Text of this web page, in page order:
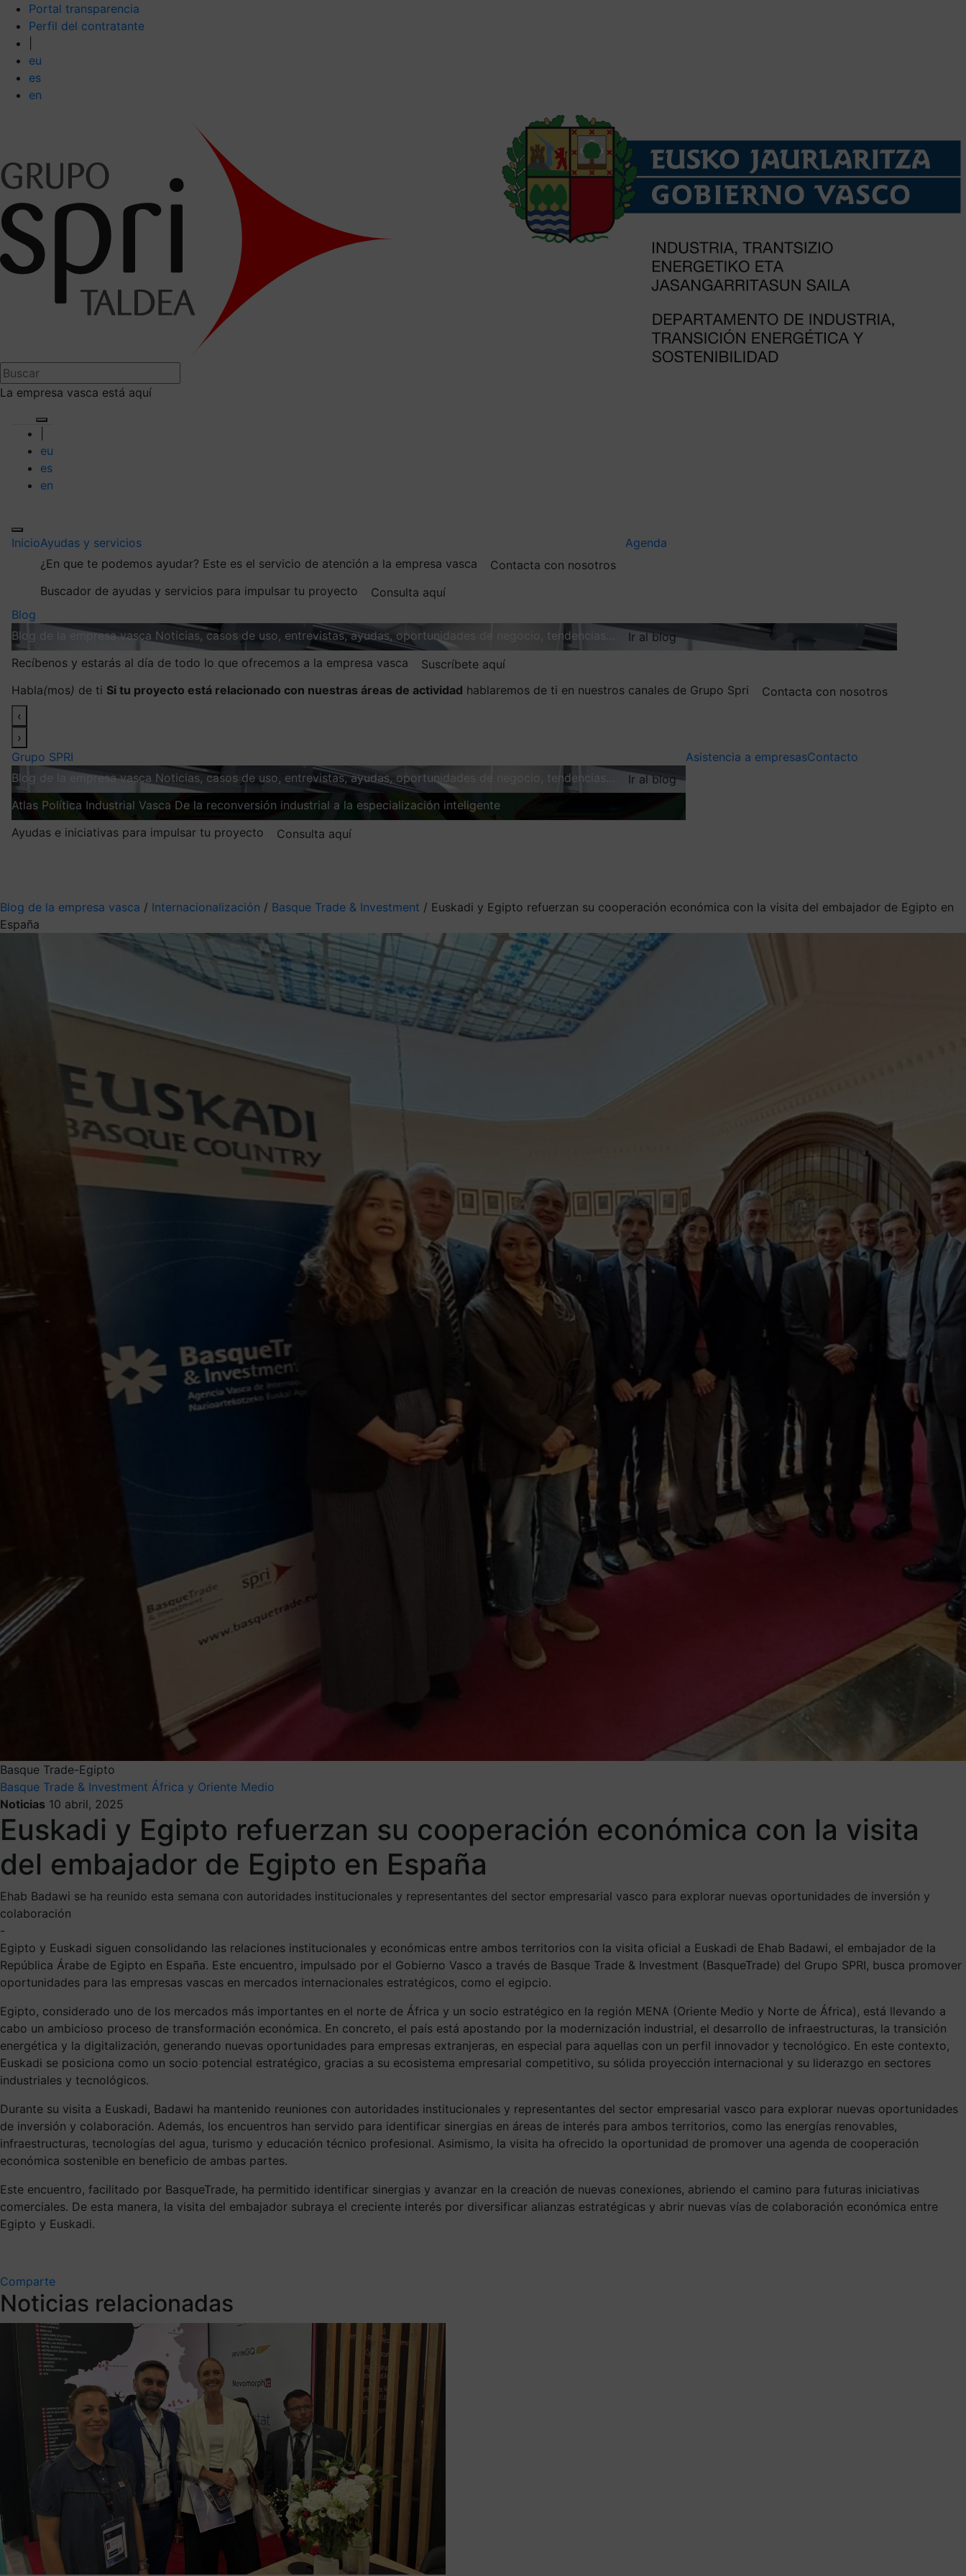
Portal transparencia
Perfil del contratante
eu
es
en
La empresa vasca está aquí
eu
es
en
InicioAyudas y servicios
¿En que te podemos ayudar? Este es el servicio de atención a la empresa vasca
Contacta con nosotros
Buscador de ayudas y servicios para impulsar tu proyecto
Consulta aquí
Agenda
Blog
Blog de la empresa vasca Noticias, casos de uso, entrevistas, ayudas, oportunidades de negocio, tendencias…
Ir al blog
Recíbenos y estarás al día de todo lo que ofrecemos a la empresa vasca
Suscríbete aquí
Habla(mos) de ti Si tu proyecto está relacionado con nuestras áreas de actividad hablaremos de ti en nuestros canales de Grupo Spri
Contacta con nosotros
‹
›
Grupo SPRI
Blog de la empresa vasca Noticias, casos de uso, entrevistas, ayudas, oportunidades de negocio, tendencias…
Ir al blog
Atlas Política Industrial Vasca De la reconversión industrial a la especialización inteligente
Ayudas e iniciativas para impulsar tu proyecto
Consulta aquí
Asistencia a empresasContacto
Blog de la empresa vasca / Internacionalización / Basque Trade & Investment / Euskadi y Egipto refuerzan su cooperación económica con la visita del embajador de Egipto en
España
Basque Trade-Egipto
Basque Trade & Investment África y Oriente Medio
Noticias 10 abril, 2025
Euskadi y Egipto refuerzan su cooperación económica con la visita
del embajador de Egipto en España
Ehab Badawi se ha reunido esta semana con autoridades institucionales y representantes del sector empresarial vasco para explorar nuevas oportunidades de inversión y
colaboración
-
Egipto y Euskadi siguen consolidando las relaciones institucionales y económicas entre ambos territorios con la visita oficial a Euskadi de Ehab Badawi, el embajador de la
República Árabe de Egipto en España. Este encuentro, impulsado por el Gobierno Vasco a través de Basque Trade & Investment (BasqueTrade) del Grupo SPRI, busca promover
oportunidades para las empresas vascas en mercados internacionales estratégicos, como el egipcio.
Egipto, considerado uno de los mercados más importantes en el norte de África y un socio estratégico en la región MENA (Oriente Medio y Norte de África), está llevando a
cabo un ambicioso proceso de transformación económica. En concreto, el país está apostando por la modernización industrial, el desarrollo de infraestructuras, la transición
energética y la digitalización, generando nuevas oportunidades para empresas extranjeras, en especial para aquellas con un perfil innovador y tecnológico. En este contexto,
Euskadi se posiciona como un socio potencial estratégico, gracias a su ecosistema empresarial competitivo, su sólida proyección internacional y su liderazgo en sectores
industriales y tecnológicos.
Durante su visita a Euskadi, Badawi ha mantenido reuniones con autoridades institucionales y representantes del sector empresarial vasco para explorar nuevas oportunidades
de inversión y colaboración. Además, los encuentros han servido para identificar sinergias en áreas de interés para ambos territorios, como las energías renovables,
infraestructuras, tecnologías del agua, turismo y educación técnico profesional. Asimismo, la visita ha ofrecido la oportunidad de promover una agenda de cooperación
económica sostenible en beneficio de ambas partes.
Este encuentro, facilitado por BasqueTrade, ha permitido identificar sinergias y avanzar en la creación de nuevas conexiones, abriendo el camino para futuras iniciativas
comerciales. De esta manera, la visita del embajador subraya el creciente interés por diversificar alianzas estratégicas y abrir nuevas vías de colaboración económica entre
Egipto y Euskadi.
Comparte
Noticias relacionadas